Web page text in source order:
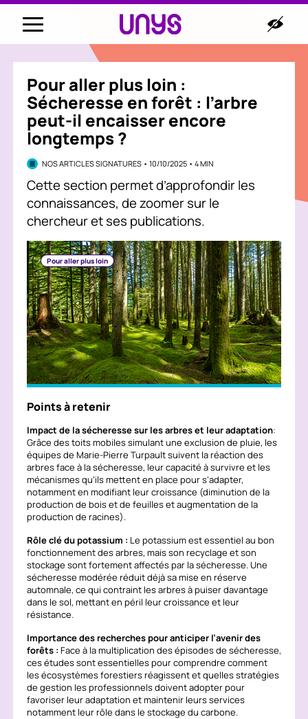
Pour aller plus loin :
Sécheresse en forêt : l’arbre
peut-il encaisser encore
longtemps ?
NOS ARTICLES SIGNATURES • 10/10/2025 • 4 MIN
Cette section permet d’approfondir les
connaissances, de zoomer sur le
chercheur et ses publications.
Pour aller plus loin
Points à retenir
Impact de la sécheresse sur les arbres et leur adaptation:
Grâce des toits mobiles simulant une exclusion de pluie, les
équipes de Marie-Pierre Turpault suivent la réaction des
arbres face à la sécheresse, leur capacité à survivre et les
mécanismes qu’ils mettent en place pour s’adapter,
notamment en modifiant leur croissance (diminution de la
production de bois et de feuilles et augmentation de la
production de racines).
Rôle clé du potassium : Le potassium est essentiel au bon
fonctionnement des arbres, mais son recyclage et son
stockage sont fortement affectés par la sécheresse. Une
sécheresse modérée réduit déjà sa mise en réserve
automnale, ce qui contraint les arbres à puiser davantage
dans le sol, mettant en péril leur croissance et leur
résistance.
Importance des recherches pour anticiper l’avenir des
forêts : Face à la multiplication des épisodes de sécheresse,
ces études sont essentielles pour comprendre comment
les écosystèmes forestiers réagissent et quelles stratégies
de gestion les professionnels doivent adopter pour
favoriser leur adaptation et maintenir leurs services
notamment leur rôle dans le stockage du carbone.